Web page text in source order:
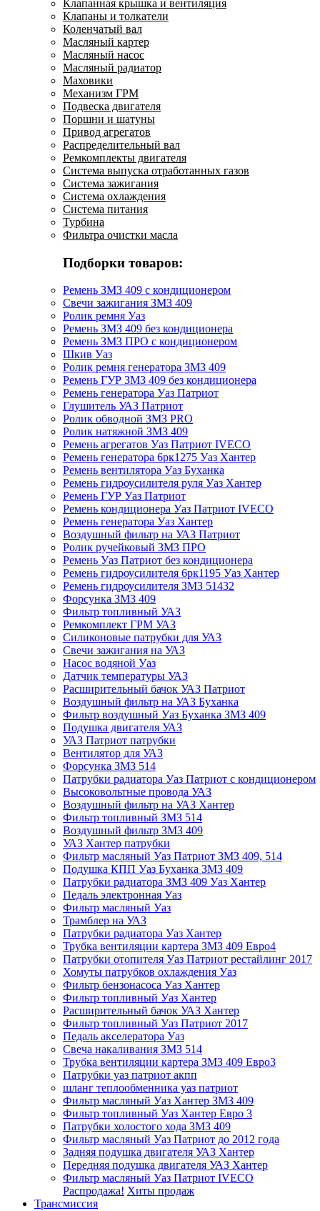
Клапанная крышка и вентиляция
Клапаны и толкатели
Коленчатый вал
Масляный картер
Масляный насос
Масляный радиатор
Маховики
Механизм ГРМ
Подвеска двигателя
Поршни и шатуны
Привод агрегатов
Распределительный вал
Ремкомплекты двигателя
Система выпуска отработанных газов
Система зажигания
Система охлаждения
Система питания
Турбина
Фильтра очистки масла
Подборки товаров:
Ремень ЗМЗ 409 с кондиционером
Свечи зажигания ЗМЗ 409
Ролик ремня Уаз
Ремень ЗМЗ 409 без кондиционера
Ремень ЗМЗ ПРО с кондиционером
Шкив Уаз
Ролик ремня генератора ЗМЗ 409
Ремень ГУР ЗМЗ 409 без кондиционера
Ремень генератора Уаз Патриот
Глушитель УАЗ Патриот
Ролик обводной ЗМЗ PRO
Ролик натяжной ЗМЗ 409
Ремень агрегатов Уаз Патриот IVECO
Ремень генератора 6рк1275 Уаз Хантер
Ремень вентилятора Уаз Буханка
Ремень гидроусилителя руля Уаз Хантер
Ремень ГУР Уаз Патриот
Ремень кондиционера Уаз Патриот IVECO
Ремень генератора Уаз Хантер
Воздушный фильтр на УАЗ Патриот
Ролик ручейковый ЗМЗ ПРО
Ремень Уаз Патриот без кондиционера
Ремень гидроусилителя 6рк1195 Уаз Хантер
Ремень гидроусилителя ЗМЗ 51432
Форсунка ЗМЗ 409
Фильтр топливный УАЗ
Ремкомплект ГРМ УАЗ
Силиконовые патрубки для УАЗ
Свечи зажигания на УАЗ
Насос водяной Уаз
Датчик температуры УАЗ
Расширительный бачок УАЗ Патриот
Воздушный фильтр на УАЗ Буханка
Фильтр воздушный Уаз Буханка ЗМЗ 409
Подушка двигателя УАЗ
УАЗ Патриот патрубки
Вентилятор для УАЗ
Форсунка ЗМЗ 514
Патрубки радиатора Уаз Патриот с кондиционером
Высоковольтные провода УАЗ
Воздушный фильтр на УАЗ Хантер
Фильтр топливный ЗМЗ 514
Воздушный фильтр ЗМЗ 409
УАЗ Хантер патрубки
Фильтр масляный Уаз Патриот ЗМЗ 409, 514
Подушка КПП Уаз Буханка ЗМЗ 409
Патрубки радиатора ЗМЗ 409 Уаз Хантер
Педаль электронная Уаз
Фильтр масляный Уаз
Трамблер на УАЗ
Патрубки радиатора Уаз Хантер
Трубка вентиляции картера ЗМЗ 409 Евро4
Патрубки отопителя Уаз Патриот рестайлинг 2017
Хомуты патрубков охлаждения Уаз
Фильтр бензонасоса Уаз Хантер
Фильтр топливный Уаз Хантер
Расширительный бачок УАЗ Хантер
Фильтр топливный Уаз Патриот 2017
Педаль акселератора Уаз
Свеча накаливания ЗМЗ 514
Трубка вентиляции картера ЗМЗ 409 Евро3
Патрубки уаз патриот акпп
шланг теплообменника уаз патриот
Фильтр масляный Уаз Хантер ЗМЗ 409
Фильтр топливный Уаз Хантер Евро 3
Патрубки холостого хода ЗМЗ 409
Фильтр масляный Уаз Патриот до 2012 года
Задняя подушка двигателя УАЗ Хантер
Передняя подушка двигателя УАЗ Хантер
Фильтр масляный Уаз Патриот IVECO
Распродажа! Хиты продаж
Трансмиссия